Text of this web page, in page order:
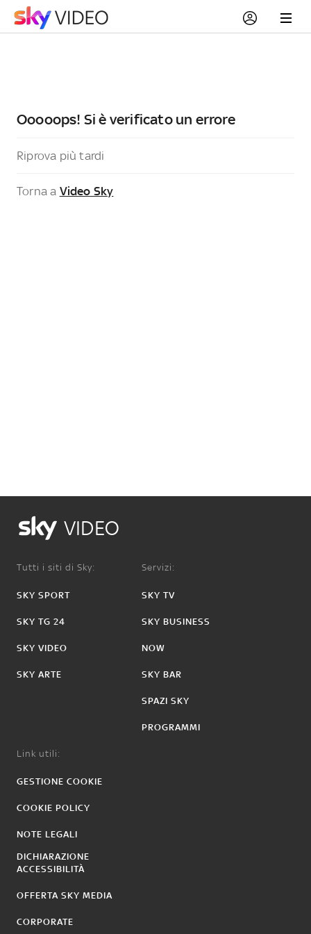
Ooooops! Si è verificato un errore
Riprova più tardi
Torna a Video Sky
VIDEO
Tutti i siti di Sky:
SKY SPORT
SKY TG 24
SKY VIDEO
SKY ARTE
Servizi:
SKY TV
SKY BUSINESS
NOW
SKY BAR
SPAZI SKY
PROGRAMMI
Link utili:
GESTIONE COOKIE
COOKIE POLICY
NOTE LEGALI
DICHIARAZIONE
ACCESSIBILITÀ
OFFERTA SKY MEDIA
CORPORATE